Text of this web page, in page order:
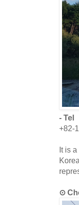
- Tel
+82-
It is
⊙